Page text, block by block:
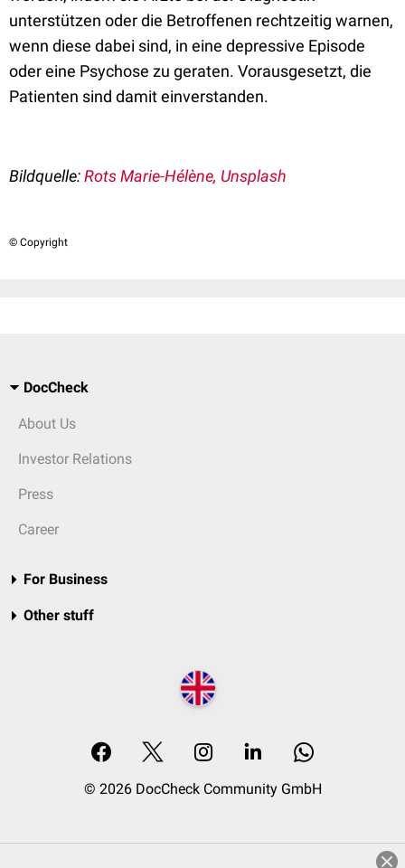
unterstützen oder die Betroffenen rechtzeitig warnen,
wenn diese dabei sind, in eine depressive Episode
oder eine Psychose zu geraten. Vorausgesetzt, die
Patienten sind damit einverstanden.
Bildquelle:Rots Marie-Hélène, Unsplash
© Copyright
DocCheck
About Us
Investor Relations
Press
Career
For Business
Other stuff
© 2026 DocCheck Community GmbH